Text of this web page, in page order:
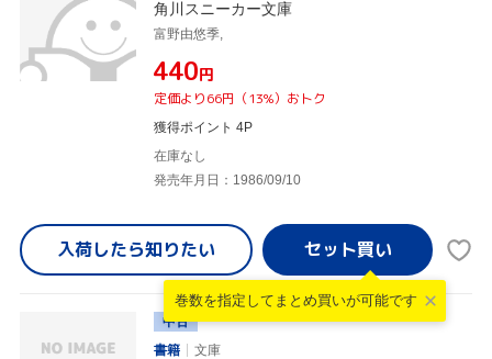
角川スニーカー文庫
富野由悠季,
¥440円
定価より66円（13%）おトク
獲得ポイント 4P
在庫なし
発売年月日：1986/09/10
入荷したら知りたい
巻数を指定して まとめ買いが可能です
中古
書籍
文庫